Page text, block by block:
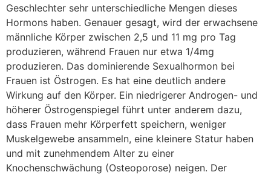
Geschlechter sehr unterschiedliche Mengen dieses
Hormons haben. Genauer gesagt, wird der erwachsene
männliche Körper zwischen 2,5 und 11 mg pro Tag
produzieren, während Frauen nur etwa 1/4mg
produzieren. Das dominierende Sexualhormon bei
Frauen ist Östrogen. Es hat eine deutlich andere
Wirkung auf den Körper. Ein niedrigerer Androgen- und
höherer Östrogenspiegel führt unter anderem dazu,
dass Frauen mehr Körperfett speichern, weniger
Muskelgewebe ansammeln, eine kleinere Statur haben
und mit zunehmendem Alter zu einer
Knochenschwächung (Osteoporose) neigen. Der